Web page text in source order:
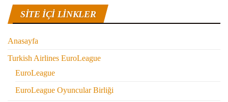
SITE IÇI LINKLER
Anasayfa
Turkish Airlines EuroLeague
EuroLeague
EuroLeague Oyuncular Birliği